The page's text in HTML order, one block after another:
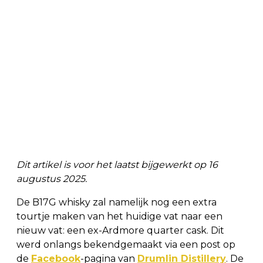
Dit artikel is voor het laatst bijgewerkt op 16
augustus 2025.
De B17G whisky zal namelijk nog een extra
tourtje maken van het huidige vat naar een
nieuw vat: een ex-Ardmore quarter cask. Dit
werd onlangs bekendgemaakt via een post op
de Facebook-pagina van Drumlin Distillery. De